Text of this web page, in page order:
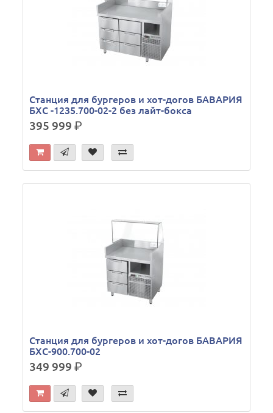
Станция для бургеров и хот-догов БАВАРИЯ
БХС -1235.700-02-2 без лайт-бокса
395 999р.
Станция для бургеров и хот-догов БАВАРИЯ
БХС-900.700-02
349 999р.